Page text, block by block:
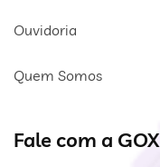
Ouvidoria
Quem Somos
Fale com a GOX